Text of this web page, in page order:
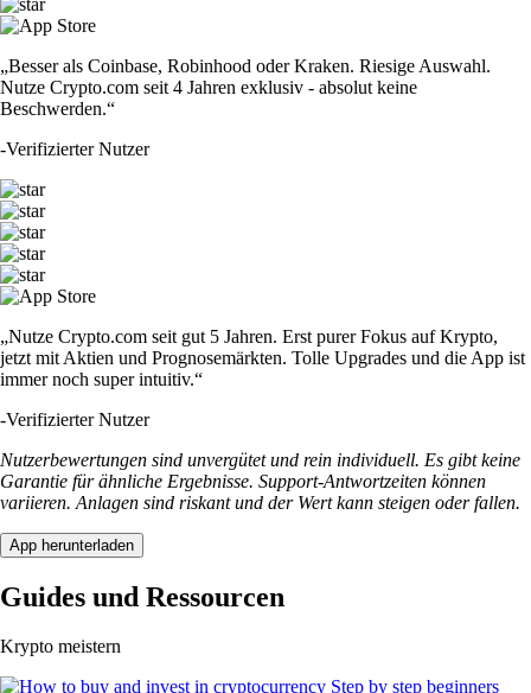
„Besser als Coinbase, Robinhood oder Kraken. Riesige Auswahl.
Nutze Crypto.com seit 4 Jahren exklusiv - absolut keine
Beschwerden.“
-Verifizierter Nutzer
„Nutze Crypto.com seit gut 5 Jahren. Erst purer Fokus auf Krypto,
jetzt mit Aktien und Prognosemärkten. Tolle Upgrades und die App ist
immer noch super intuitiv.“
-Verifizierter Nutzer
Nutzerbewertungen sind unvergütet und rein individuell. Es gibt keine
Garantie für ähnliche Ergebnisse. Support-Antwortzeiten können
variieren. Anlagen sind riskant und der Wert kann steigen oder fallen.
App herunterladen
Guides und Ressourcen
Krypto meistern